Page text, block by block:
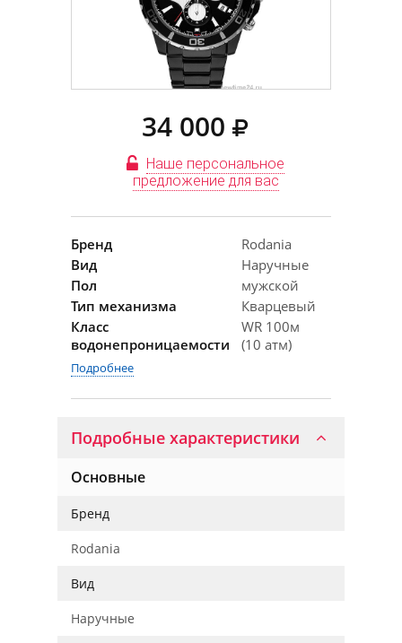
34 000
Наше персональное
предложение для вас
Бренд
Rodania
Вид
Наручные
Пол
мужской
Тип механизма
Кварцевый
Класс
водонепроницаемости
WR 100м
(10 атм)
Подробнее
Подробные характеристики
Основные
Бренд
Rodania
Вид
Наручные